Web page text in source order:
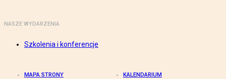
NASZE WYDARZENIA
Szkolenia i konferencje
MAPA STRONY KALENDARIUM